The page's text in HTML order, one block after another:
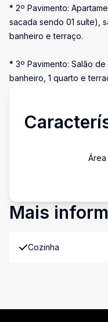
* 2º Pavimento:
sacada sendo 01 suíte),
banheiro e terraço.
* 3º Pavimento: Salão
banheiro, 1 quarto e
Área
Mais
Cozinha